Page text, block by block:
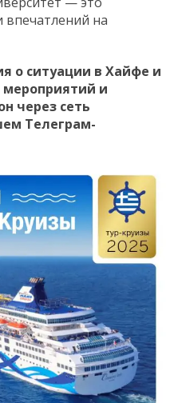
впечатлений на
о ситуации в Хайфе и
и
через сеть
Телеграм-